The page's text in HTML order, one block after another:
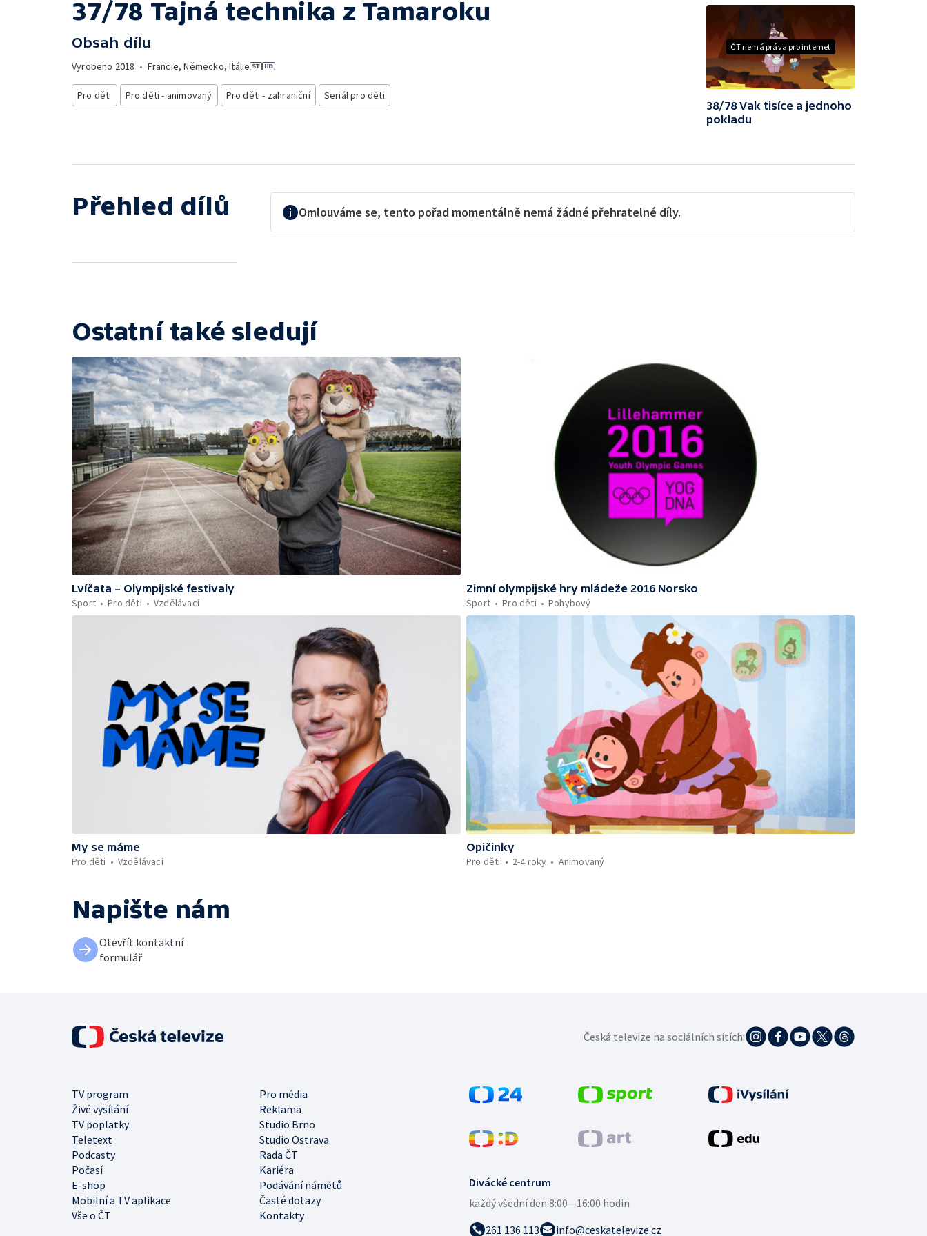
37/78 Tajná technika z Tamaroku
Obsah dílu
Vyrobeno 2018 • Francie, Německo, Itálie
Pro děti Pro děti - animovaný Pro děti - zahraniční Seriál pro děti
ČT nemá práva pro internet
38/78 Vak tisíce a jednoho
pokladu
Přehled dílů Omlouváme se, tento pořad momentálně nemá žádné přehratelné díly.
Ostatní také sledují
Lvíčata – Olympijské festivaly
Sport
Pro děti Vzdělávací
Zimní olympijské hry mládeže 2016 Norsko
Sport
Pro děti Pohybový
My se máme
Pro děti
Vzdělávací
Opičinky
Pro děti
2-4 roky Animovaný
Napište nám
Otevřít kontaktní
formulář
Divácké centrum
každý všední den:8:00—16:00 hodin
261 136 113
info@ceskatelevize.cz
TV program
Pro média
Živé vysílání
Reklama
TV poplatky
Studio Brno
Teletext
Studio Ostrava
Podcasty
Rada ČT
Počasí
Kariéra
E-shop
Podávání námětů
Mobilní a TV aplikace
Časté dotazy
Vše o ČT
Kontakty
Česká televize na sociálních sítích: